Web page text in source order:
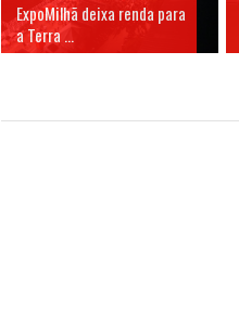
ExpoMilhã deixa renda para
a Terra ...